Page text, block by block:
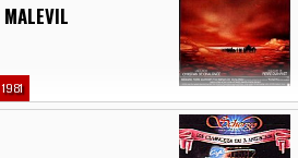
MALEVIL
1981